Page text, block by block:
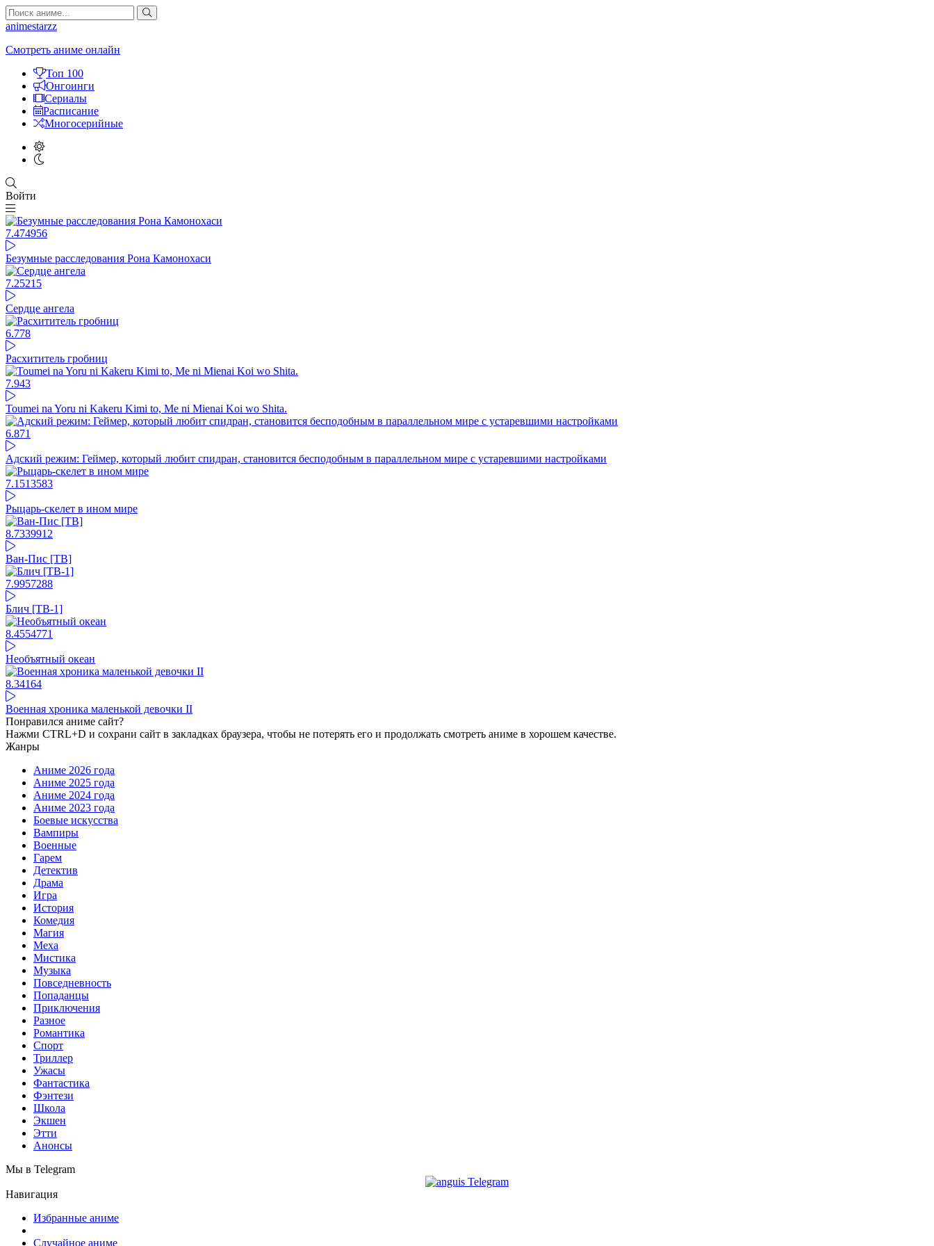
animestarzz
Смотреть аниме онлайн
Топ 100
Онгоинги
Сериалы
Расписание
Многосерийные
Войти
7.474956
Безумные расследования Рона Камонохаси
7.25215
Сердце ангела
6.778
Расхититель гробниц
7.943
Toumei na Yoru ni Kakeru Kimi to, Me ni Mienai Koi wo Shita.
6.871
Адский режим: Геймер, который любит спидран, становится бесподобным в параллельном мире с устаревшими настройками
7.1513583
Рыцарь-скелет в ином мире
8.7339912
Ван-Пис [ТВ]
7.9957288
Блич [ТВ-1]
8.4554771
Необъятный океан
8.34164
Военная хроника маленькой девочки II
Понравился аниме сайт?
Нажми CTRL+D и сохрани сайт в закладках браузера, чтобы не потерять его и продолжать смотреть аниме в хорошем качестве.
Жанры
Аниме 2026 года
Аниме 2025 года
Аниме 2024 года
Аниме 2023 года
Боевые искусства
Вампиры
Военные
Гарем
Детектив
Драма
Игра
История
Комедия
Магия
Меха
Мистика
Музыка
Повседневность
Попаданцы
Приключения
Разное
Романтика
Спорт
Триллер
Ужасы
Фантастика
Фэнтези
Школа
Экшен
Этти
Анонсы
Мы в Telegram
Навигация
Избранные аниме
Случайное аниме